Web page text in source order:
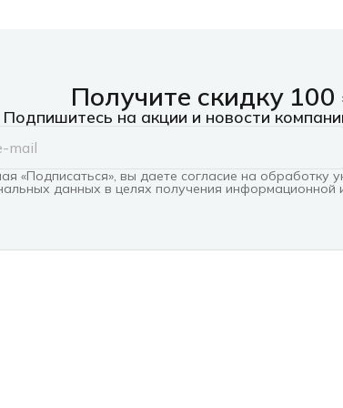
Получите скидку 100
Подпишитесь на акции и новости
«Подписаться», вы даете согласие на обработку
данных в целях получения информационной